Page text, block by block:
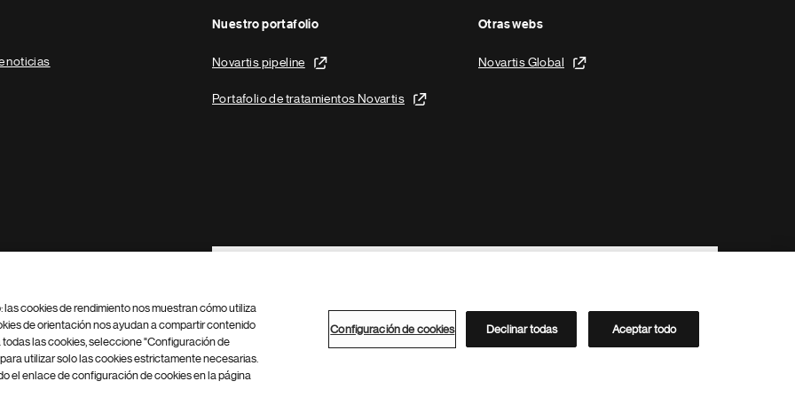
noticias
Nuestro portafolio
Novartis pipeline
Portafolio de tratamientos Novartis
Otras webs
Novartis Global
Footer Site Search
Configuración de cookies Mapa del sitio
Directorio de Novartis
cookies de rendimiento nos muestran cómo utiliza
de orientación nos ayudan a compartir contenido
las cookies, seleccione "Configuración de
utilizar solo las cookies estrictamente necesarias.
el enlace de configuración de cookies en la página
Configuración de cookies Declinar todas Aceptar todo